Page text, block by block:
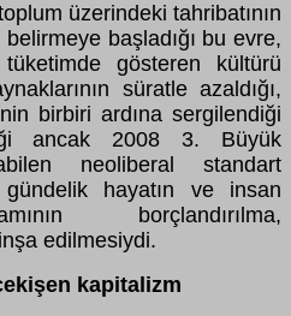
üzerindeki tahribatının
başladığı bu evre,
tüketimde gösteren kültürü
süratle azaldığı,
birbiri ardına sergilendiği
ancak 2008 3. Büyük
neoliberal standart
hayatın ve insan
borçlandırılma,
edilmesiydi.
kapitalizm